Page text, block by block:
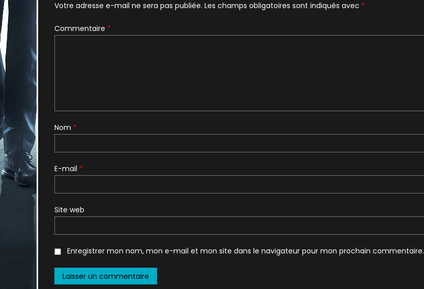
Votre adresse e-mail ne sera pas publiée. Les champs obligatoires sont indiqués avec *
Commentaire *
Nom *
E-mail *
Site web
Enregistrer mon nom, mon e-mail et mon site dans le navigateur pour mon prochain commentaire.